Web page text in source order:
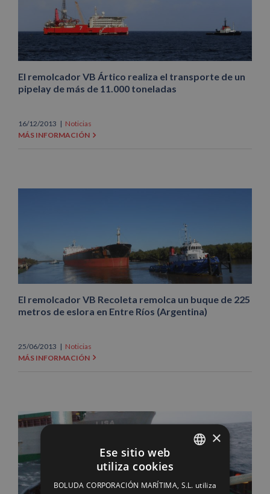
El remolcador VB Ártico realiza el transporte de un
pipelay de más de 11.000 toneladas
16/12/2013 | Noticias
MÁS INFORMACIÓN
El remolcador VB Recoleta remolca un buque de 225
metros de eslora en Entre Ríos (Argentina)
25/06/2013 | Noticias
MÁS INFORMACIÓN
ENGLISH
×
Ese sitio web
utiliza cookies
BOLUDA CORPORACIÓN MARÍTIMA, S.L. utiliza